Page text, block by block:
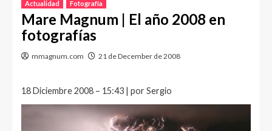
Actualidad Fotografía
Mare Magnum | El año 2008 en
fotografías
mmagnum.com 21 de December de 2008
18 Diciembre 2008 – 15:43 | por Sergio